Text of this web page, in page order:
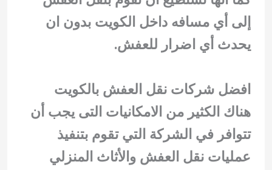
إلى أي مسافه داخل الكويت بدون ان
يحدث أي اضرار للعفش.
افضل شركات نقل العفش بالكويت
هناك الكثير من الامكانيات التى يجب أن
تتوافر في الشركة التي تقوم بتنفيذ
عمليات نقل العفش والأثاث المنزلي